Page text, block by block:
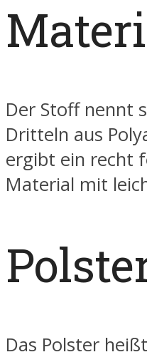
Der Stoff nennt
Dritteln aus
ergibt ein recht
Material mit
Das Polster